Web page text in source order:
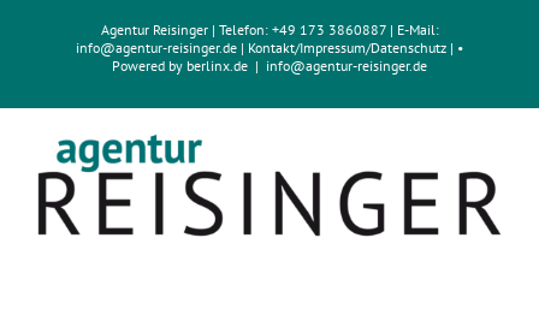
Agentur Reisinger| Telefon: +49 173 3860887 | E-Mail:
info@agentur-reisinger.de | Kontakt/Impressum/Datenschutz | •
Powered by berlinx.de | info@agentur-reisinger.de